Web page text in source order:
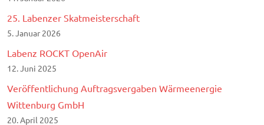
25. Labenzer Skatmeisterschaft
5. Januar 2026
Labenz ROCKT OpenAir
12. Juni 2025
Veröffentlichung Auftragsvergaben Wärmeenergie
Wittenburg GmbH
20. April 2025